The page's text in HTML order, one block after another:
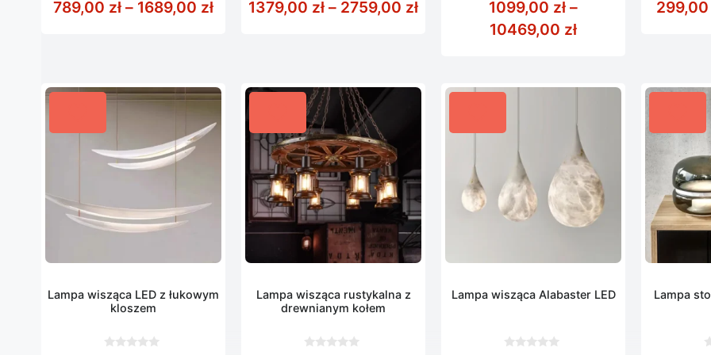
5
789,00 zł – 1689,00 złZakres cen: od 789,00 zł do 1689,00 zł
5
1379,00 zł – 2759,00 złZakres cen: od 1379,00 zł do 2759,00 zł
5
1099,00 zł –
10469,00 złZakres cen: od
5
299,00
Lampa wisząca LED z łukowym
kloszem
Lampa wisząca rustykalna z
drewnianym kołem
Lampa wisząca Alabaster LED Lampa